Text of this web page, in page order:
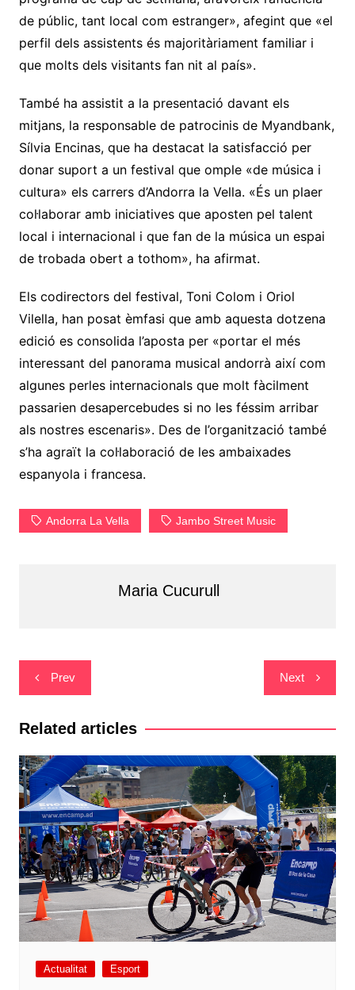
de públic, tant local com estranger», afegint que «el
perfil dels assistents és majoritàriament familiar i
que molts dels visitants fan nit al país».
També ha assistit a la presentació davant els
mitjans, la responsable de patrocinis de Myandbank,
Sílvia Encinas, que ha destacat la satisfacció per
donar suport a un festival que omple «de música i
cultura» els carrers d’Andorra la Vella. «És un plaer
col·laborar amb iniciatives que aposten pel talent
local i internacional i que fan de la música un espai
de trobada obert a tothom», ha afirmat.
Els codirectors del festival, Toni Colom i Oriol
Vilella, han posat èmfasi que amb aquesta dotzena
edició es consolida l’aposta per «portar el més
interessant del panorama musical andorrà així com
algunes perles internacionals que molt fàcilment
passarien desapercebudes si no les féssim arribar
als nostres escenaris». Des de l’organització també
s’ha agraït la col·laboració de les ambaixades
espanyola i francesa.
Andorra La Vella Jambo Street Music
Maria Cucurull
Navegació
d'entrades
Prev Next
Related articles
Actualitat Esport